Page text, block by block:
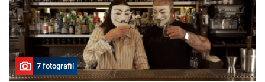
7 fotografií